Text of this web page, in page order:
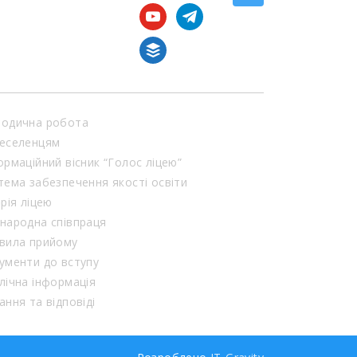
youtubetelegram
buffer
робота
вісник “Голос ліцею”
забезпечення якості освіти
ліцею
співпраця
прийому
до вступу
інформація
та відповіді